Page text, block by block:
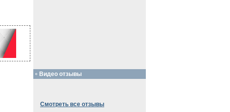
Видео отзывы
Смотреть все отзывы